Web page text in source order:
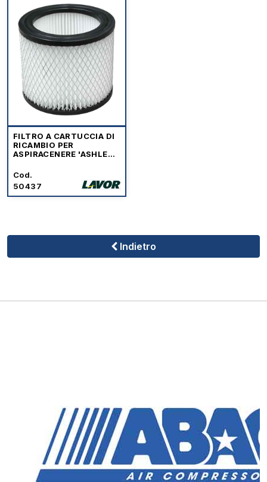
Indietro
FILTRO A CARTUCCIA DI
RICAMBIO PER
ASPIRACENERE 'ASHLEY'
Cod.
50437